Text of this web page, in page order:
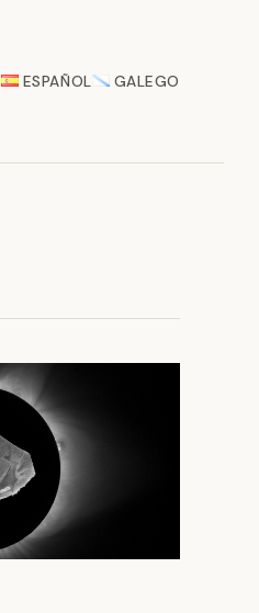
ESPAÑOL GALEGO